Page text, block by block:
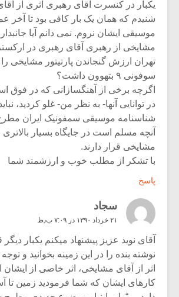
یکبار در کنسرت آقای رهبری اثری از
شنیدم که همان یک بار کافی بود تا آخر
موسیقی ایشان نروم. نمی دانم آیا
مشایخی از رهبری آقای رهبری در
تهران ارزش گنجاندن پارتیتور مشایخی را
سوفونی ۹ بتهوون داشت؟
اگرچه برخی از آهنگسازانی که در فوق
در توانایی آنها- به نظر من- غلو کردید،
شناسنامه موسیقی سمفونیک ایران
آنچه مسلم است در جایگاه بسیار
مشایخی قرار دارند.
با تشکر از مطلب خوب و ارزشمند شما
پاسخ
سجاد
۲۱ خرداد ۱۳۹۰ در ۷:۰۹ ب٫ظ
آقای نوید عزیز پیشنهاد میکنم یکبار دیگر
نوشته بنده را در این زمینه بخوانید و
اثر از آقای مشایخی، اثر خاصی از ایشان
کارهای ایشان که شما فرمودید زمین تا